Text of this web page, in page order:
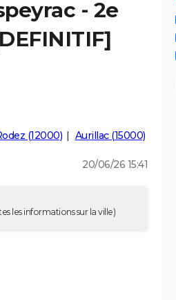
- 2e
(12000) Aurillac (15000)
20/06/26 15:41
les informations sur la ville)